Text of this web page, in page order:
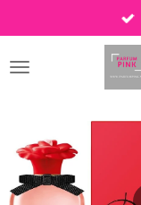
direct
naar